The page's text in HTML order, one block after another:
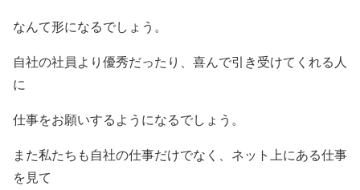
なんて形になるでしょう。
自社の社員より優秀だったり、喜んで引き受けてくれる人
に
仕事をお願いするようになるでしょう。
また私たちも自社の仕事だけでなく、ネット上にある仕事
を見て